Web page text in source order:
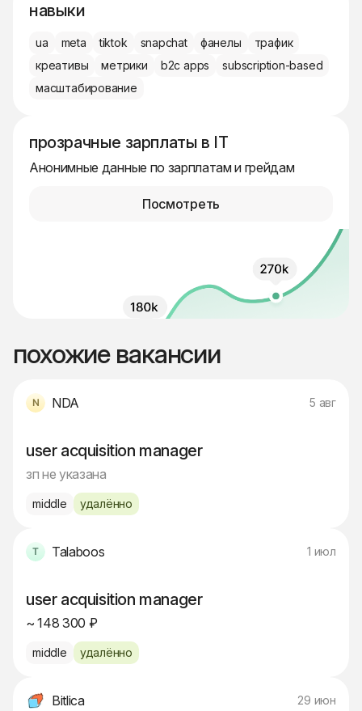
навыки
ua meta tiktok snapchat фанелы
трафик
креативы
метрики b2c apps
subscription-based
масштабирование
прозрачные зарплаты в IT
Анонимные данные по зарплатам и грейдам
Посмотреть
похожие вакансии
NDA 5 авг
user acquisition manager
зп не указана
middle удалённо
Talaboos 1 июл
user acquisition manager
~ 148 300 ₽
middle удалённо
Bitlica 29 июн